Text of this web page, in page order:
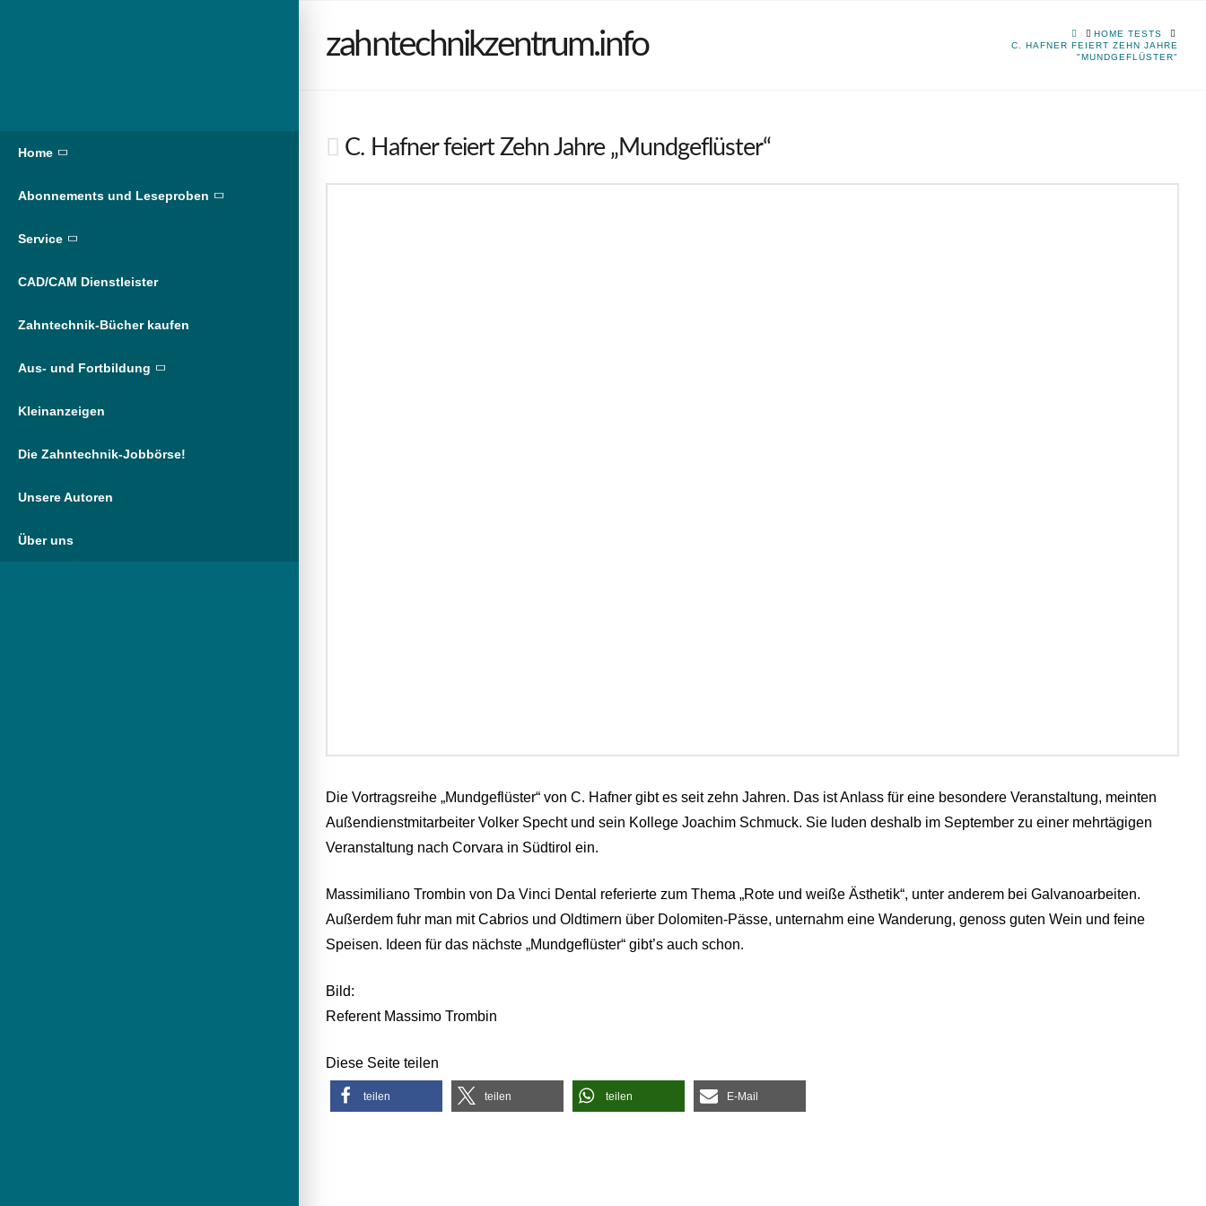
Home
Abonnements und Leseproben
Service
CAD/CAM Dienstleister
Zahntechnik-Bücher kaufen
Aus- und Fortbildung
Kleinanzeigen
Die Zahntechnik-Jobbörse!
Unsere Autoren
Über uns
zahntechnikzentrum.info HOMEHOME TESTS
C. HAFNER FEIERT ZEHN JAHRE
"MUNDGEFLÜSTER"
C. Hafner feiert Zehn Jahre „Mundgeflüster“
Die Vortragsreihe „Mundgeflüster“ von C. Hafner gibt es seit zehn Jahren. Das ist Anlass für eine besondere Veranstaltung, meinten
Außendienstmitarbeiter Volker Specht und sein Kollege Joachim Schmuck. Sie luden deshalb im September zu einer mehrtägigen
Veranstaltung nach Corvara in Südtirol ein.
Massimiliano Trombin von Da Vinci Dental referierte zum Thema „Rote und weiße Ästhetik“, unter anderem bei Galvanoarbeiten.
Außerdem fuhr man mit Cabrios und Oldtimern über Dolomiten-Pässe, unternahm eine Wanderung, genoss guten Wein und feine
Speisen. Ideen für das nächste „Mundgeflüster“ gibt’s auch schon.
Bild:
Referent Massimo Trombin
Diese Seite teilen
teilen teilen teilen E-Mail